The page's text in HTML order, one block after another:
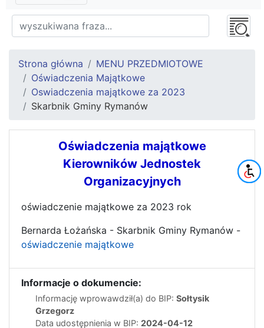
Strona główna
MENU PRZEDMIOTOWE
Oświadczenia Majątkowe
Oswiadczenia majątkowe za 2023
Skarbnik Gminy Rymanów
Oświadczenia majątkowe
Kierowników Jednostek
Organizacyjnych
oświadczenie majątkowe za 2023 rok
Bernarda Łożańska - Skarbnik Gminy Rymanów -
oświadczenie majątkowe
Informacje o dokumencie:
Informację wprowawdził(a) do BIP: Sołtysik
Grzegorz
Data udostępnienia w BIP: 2024-04-12